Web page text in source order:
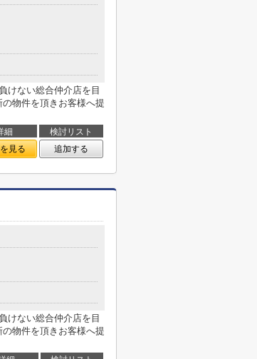
けない総合仲介店を目
物件を頂きお客様へ提
細
検討リスト
見る 追加する
けない総合仲介店を目
物件を頂きお客様へ提